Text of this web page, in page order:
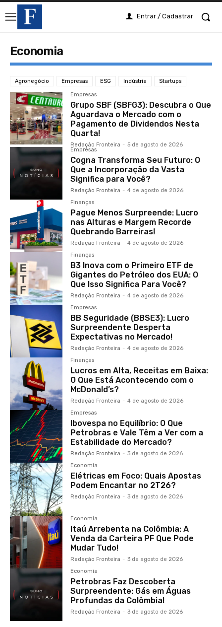
Entrar / Cadastrar
Economia
Agronegócio Empresas ESG Indústria Startups
Empresas
Grupo SBF (SBFG3): Descubra o Que
Aguardava o Mercado com o
Pagamento de Dividendos Nesta
Quarta!
Redação Fronteira - 5 de agosto de 2026
Empresas
Cogna Transforma Seu Futuro: O
Que a Incorporação da Vasta
Significa para Você?
Redação Fronteira - 4 de agosto de 2026
Finanças
Pague Menos Surpreende: Lucro
nas Alturas e Margem Recorde
Quebrando Barreiras!
Redação Fronteira - 4 de agosto de 2026
Finanças
B3 Inova com o Primeiro ETF de
Gigantes do Petróleo dos EUA: O
Que Isso Significa Para Você?
Redação Fronteira - 4 de agosto de 2026
Empresas
BB Seguridade (BBSE3): Lucro
Surpreendente Desperta
Expectativas no Mercado!
Redação Fronteira - 4 de agosto de 2026
Finanças
Lucros em Alta, Receitas em Baixa:
O Que Está Acontecendo com o
McDonald’s?
Redação Fronteira - 4 de agosto de 2026
Empresas
Ibovespa no Equilíbrio: O Que
Petrobras e Vale Têm a Ver com a
Estabilidade do Mercado?
Redação Fronteira - 3 de agosto de 2026
Economia
Elétricas em Foco: Quais Apostas
Podem Encantar no 2T26?
Redação Fronteira - 3 de agosto de 2026
Economia
Itaú Arrebenta na Colômbia: A
Venda da Carteira PF Que Pode
Mudar Tudo!
Redação Fronteira - 3 de agosto de 2026
Economia
Petrobras Faz Descoberta
Surpreendente: Gás em Águas
Profundas da Colômbia!
Redação Fronteira - 3 de agosto de 2026